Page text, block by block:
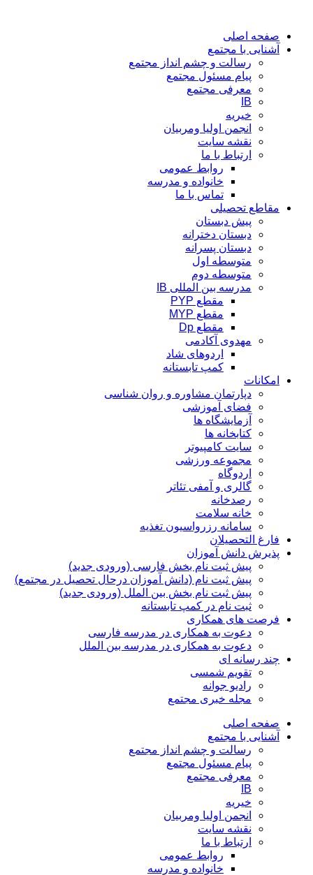
محتوا
صفحه اصلی
آشنایی با مجتمع
رسالت و چشم انداز مجتمع
پیام مسئول مجتمع
معرفی مجتمع
IB
خیریه
انجمن اولیا ومربیان
نقشه سایت
ارتباط با ما
روابط عمومی
خانواده و مدرسه
تماس با ما
مقاطع تحصیلی
پیش دبستان
دبستان دخترانه
دبستان پسرانه
متوسطه اول
متوسطه دوم
مدرسه بین المللی IB
مقطع PYP
مقطع MYP
مقطع Dp
مهدوی آکادمی
اردوهای شاد
کمپ تابستانه
امکانات
دپارتمان مشاوره و روان شناسی
فضای آموزشی
آزمایشگاه ها
کتابخانه ها
سایت کامپیوتر
مجموعه ورزشی
اردوگاه
گالری و آمفی تئاتر
رصدخانه
خانه سلامت
سامانه رزرواسیون تغذیه
فارغ التحصیلان
پذیرش دانش آموزان
پیش ثبت نام بخش فارسی (ورودی جدید)
پیش ثبت نام (دانش آموزان درحال تحصیل در مجتمع)
پیش ثبت نام بخش بین الملل (ورودی جدید)
ثبت نام در کمپ تابستانه
فرصت های همکاری
دعوت به همکاری در مدرسه فارسی
دعوت به همکاری در مدرسه بین الملل
چند رسانه ای
تقویم شمسی
رادیو جوانه
مجله خبری مجتمع
صفحه اصلی
آشنایی با مجتمع
رسالت و چشم انداز مجتمع
پیام مسئول مجتمع
معرفی مجتمع
IB
خیریه
انجمن اولیا ومربیان
نقشه سایت
ارتباط با ما
روابط عمومی
خانواده و مدرسه